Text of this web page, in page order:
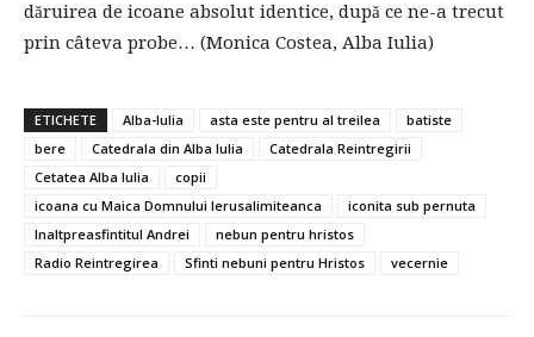
dăruirea de icoane absolut identice, după ce ne-a trecut
prin câteva probe… (Monica Costea, Alba Iulia)
ETICHETE Alba-Iulia asta este pentru al treilea
batiste
bere
Catedrala din Alba Iulia
Catedrala Reintregirii
Cetatea Alba Iulia
copii
icoana cu Maica Domnului Ierusalimiteanca
iconita sub pernuta
Inaltpreasfintitul Andrei
nebun pentru hristos
Radio Reintregirea
Sfinti nebuni pentru Hristos vecernie